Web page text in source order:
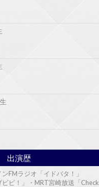
出演歴
FMラジオ「イドバタ！」
ビ！」・MRT宮崎放送「Check